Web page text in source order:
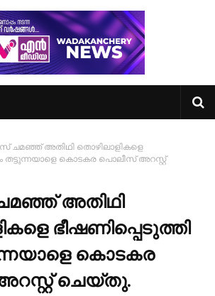
ചമഞ്ഞ് അതിഥി തൊഴിലാളികളെ
തട്ടുന്നയാളെ കൊടകര പൊലീസ് അറസ്റ്റ്
അതിഥി
ഭീഷണിപ്പെടുത്തി
കൊടകര
ചെയ്തു.